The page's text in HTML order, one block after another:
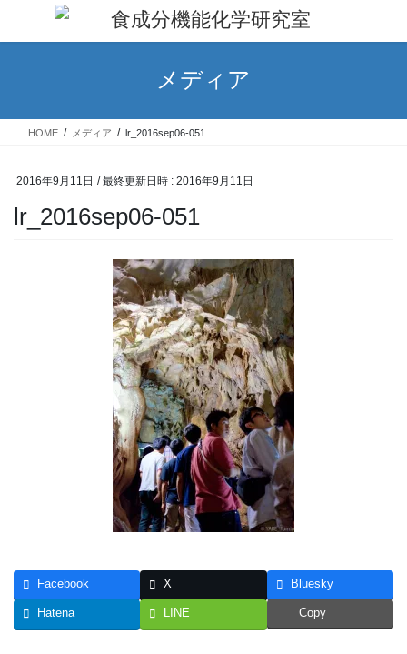
テ
ス
ゲ
ン
メディア
HOME メディア lr_2016sep06-051
2016年9月11日 / 最終更新日時 : 2016年9月11日
lr_2016sep06-051
Facebook X Bluesky
Hatena LINE Copy